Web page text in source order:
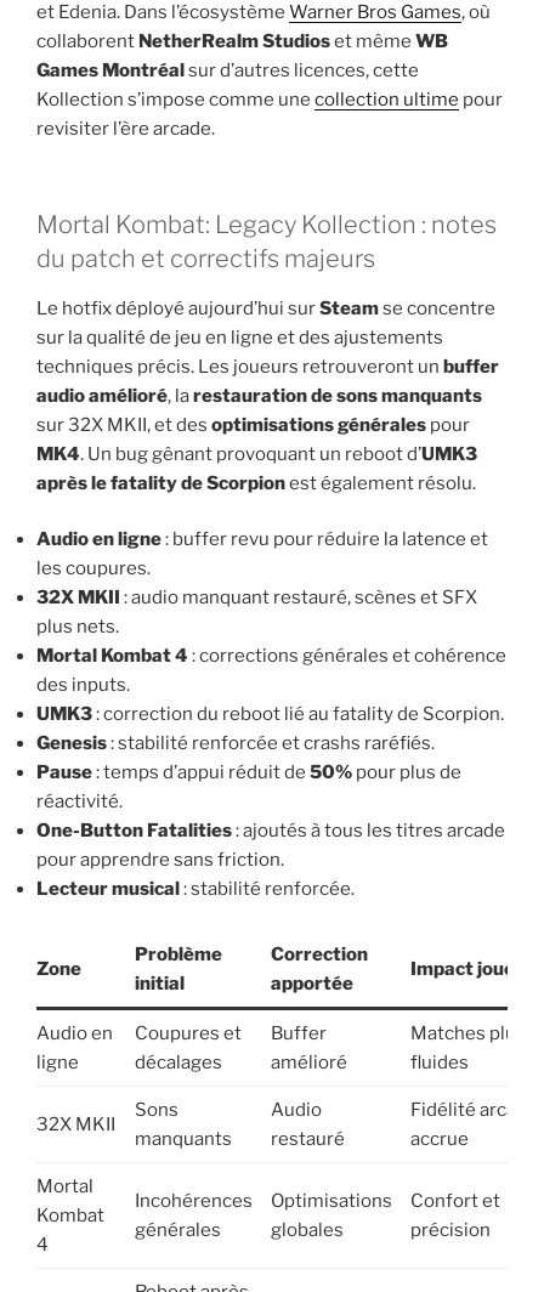
et Edenia. Dans l’écosystème Warner Bros Games, où
collaborent NetherRealm Studioset même WB
Games Montréal sur d’autres licences, cette
Kollection s’impose comme une collection ultime pour
revisiter l’ère arcade.
Mortal Kombat: Legacy Kollection : notes
du patch et correctifs majeurs
Le hotfix déployé aujourd’hui surSteamse concentre
sur la qualité de jeu en ligne et des ajustements
techniques précis. Les joueurs retrouveront un buffer
audio amélioré, larestauration de sons manquants
sur 32X MKII, et des optimisations générales pour
MK4. Un bug gênant provoquant un reboot d’UMK3
après le fatality de Scorpionest également résolu.
Audio en ligne: buffer revu pour réduire la latence et
les coupures.
32X MKII
: audio manquant restauré, scènes et SFX
plus nets.
Mortal Kombat 4 : corrections générales et cohérence
des inputs.
UMK3: correction du reboot lié au fatality de Scorpion.
Genesis: stabilité renforcée et crashs raréfiés.
Pause: temps d’appui réduit de 50% pour plus de
réactivité.
One-Button Fatalities: ajoutés à tous les titres arcade
pour apprendre sans friction.
Lecteur musical : stabilité renforcée.
Zone
Problème
initial
Correction
apportée
Impact joueur
Audio en
ligne
Coupures et
décalages
Buffer
amélioré
Matches plus
fluides
32X MKII
Sons
manquants
Audio
restauré
Fidélité arcade
accrue
Mortal
Kombat
4
Incohérences
générales
Optimisations
globales
Confort et
précision